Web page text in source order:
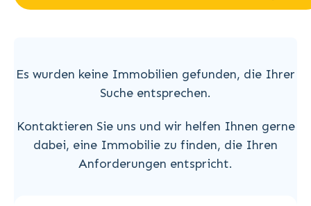
Es wurden keine Immobilien gefunden, die Ihrer
Suche entsprechen.
Kontaktieren Sie uns und wir helfen Ihnen gerne
dabei, eine Immobilie zu finden, die Ihren
Anforderungen entspricht.